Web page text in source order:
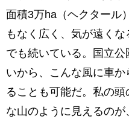
面積3万ha（ヘクタール
もなく広く、気が遠く
でも続いている。国立
いから、こんな風に車
ることも可能だ。私の
な山のように見えるの